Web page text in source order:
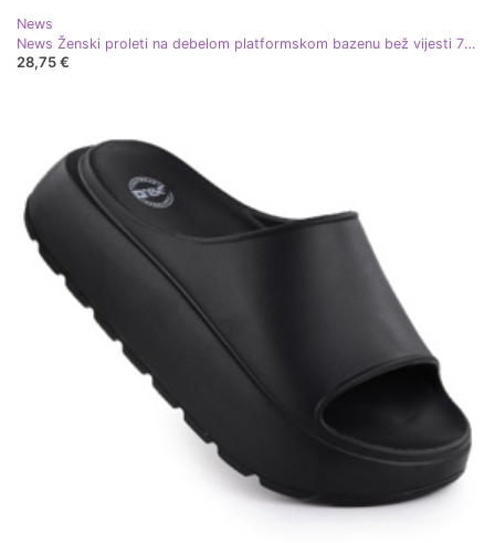
News
News Ženski proleti na debelom platformskom bazenu bež vijesti 7303
28,75 €